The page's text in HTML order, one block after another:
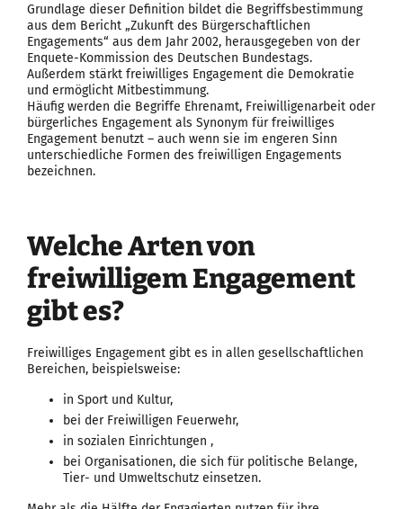
Grundlage dieser Definition bildet die Begriffsbestimmung
aus dem Bericht „Zukunft des Bürgerschaftlichen
Engagements“ aus dem Jahr 2002, herausgegeben von der
Enquete-Kommission des Deutschen Bundestags.
Außerdem stärkt freiwilliges Engagement die Demokratie
und ermöglicht Mitbestimmung.
Häufig werden die Begriffe Ehrenamt, Freiwilligenarbeit oder
bürgerliches Engagement als Synonym für freiwilliges
Engagement benutzt – auch wenn sie im engeren Sinn
unterschiedliche Formen des freiwilligen Engagements
bezeichnen.
Welche Arten von
freiwilligem Engagement
gibt es?
Freiwilliges Engagement gibt es in allen gesellschaftlichen
Bereichen, beispielsweise:
in Sport und Kultur,
bei der Freiwilligen Feuerwehr,
in sozialen Einrichtungen ,
bei Organisationen, die sich für politische Belange,
Tier- und Umweltschutz einsetzen.